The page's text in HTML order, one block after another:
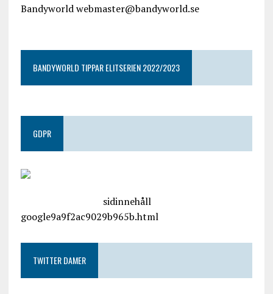
Bandyworld webmaster@bandyworld.se
BANDYWORLD TIPPAR ELITSERIEN 2022/2023
GDPR
sidinnehåll
google9a9f2ac9029b965b.html
TWITTER DAMER